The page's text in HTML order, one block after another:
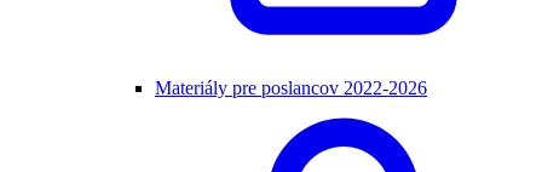
Materiály pre poslancov 2022-2026